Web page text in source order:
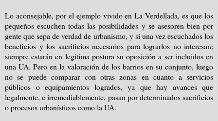
Lo aconsejable, por el ejemplo vivido en La Verdellada, es que los
pequeños escuchen todas las posibilidades y se asesoren bien por
gente que sepa de verdad de urbanismo, y si una vez escuchados los
beneficios y los sacrificios necesarios para lograrlos no interesan;
siempre estarán en legitima postura su oposición a ser incluidos en
una UA. Pero en la valoración de los barrios en su conjunto, luego
no se puede comparar con otras zonas en cuanto a servicios
públicos o equipamientos logrados, ya que hay avances que
legalmente, e irremediablemente, pasan por determinados sacrificios
o procesos urbanísticos como la UA.